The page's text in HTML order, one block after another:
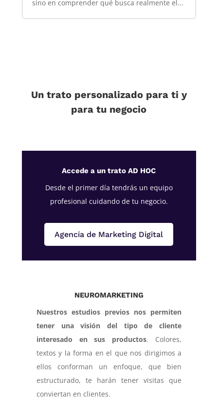
sino en comprender qué busca realmente el...
Un trato personalizado para ti y
para tu negocio
Accede a un trato AD HOC
Desde el primer día tendrás un equipo
profesional cuidando de tu negocio.
Agencia de Marketing Digital
NEUROMARKETING
Nuestros estudios previos nos permiten
tener una visión del tipo de cliente
interesado en sus productos. Colores,
textos y la forma en el que nos dirigimos a
ellos conforman un enfoque, que bien
estructurado, te harán tener visitas que
conviertan en clientes.